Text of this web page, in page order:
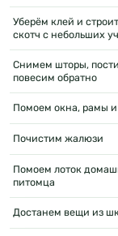
Уберём клей и
скотч с небольших
Снимем шторы,
повесим обратно
Помоем окна, рамы и
Почистим жалюзи
Помоем лоток
питомца
Достанем вещи из